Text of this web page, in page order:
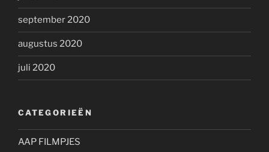
september 2020
augustus 2020
juli 2020
CATEGORIEËN
AAP FILMPJES